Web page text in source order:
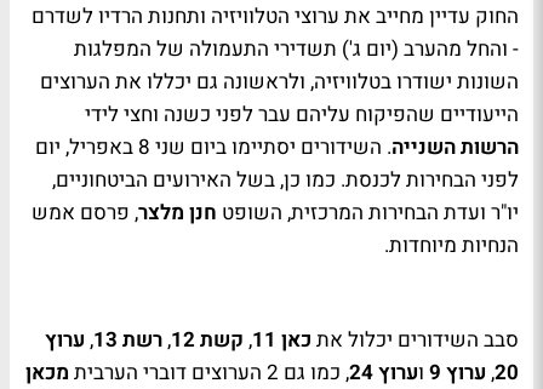
החוק עדיין מחייב את ערוצי הטלוויזיה ותחנות הרדיו לשדרם
- והחל מהערב (יום ג') תשדירי התעמולה של המפלגות
השונות ישודרו בטלוויזיה, ולראשונה גם יכללו את הערוצים
הייעודיים שהפיקוח עליהם עבר לפני כשנה וחצי לידי
הרשות השנייה
. השידורים יסתיימו ביום שני 8 באפריל, יום
לפני הבחירות לכנסת. כמו כן, בשל האירועים הביטחוניים,
יו"ר ועדת הבחירות המרכזית, השופט חנן מלצר, פרסם אמש
הנחיות מיוחדות.
סבב השידורים יכלול את כאן 11 , קשת 12 ,רשת 13 , ערוץ
20
, ערוץ 9 וערוץ 24 , כמו גם 2 הערוצים דוברי הערבית
מכאן